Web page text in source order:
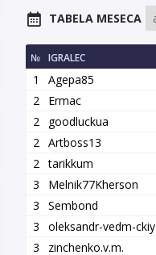
TABELA MESECA
№ IGRALEC
1 Agepa85
2
Ermac
2
goodluckua
2
Artboss13
2
tarikkum
3
Melnik77Kherson
3
Sembond
3
oleksandr-vedm-ckiy
3
zinchenko.v.m.